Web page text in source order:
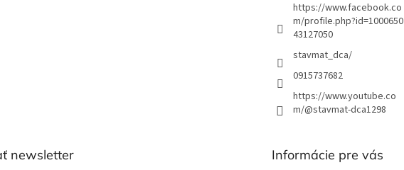
https://www.facebook.co
m/profile.php?id=1000650
43127050
stavmat_dca/
0915737682
https://www.youtube.co
m/@stavmat-dca1298
newsletter Informácie pre vás